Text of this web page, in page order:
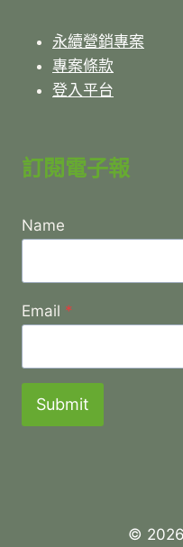
永續營銷專案
專案條款
登入平台
訂閱電子報
Name
Email *
Submit
©